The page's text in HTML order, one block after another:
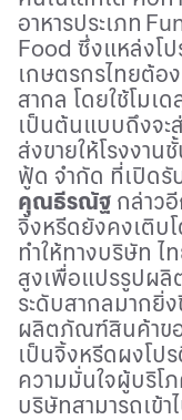
อาหารประเภท
Food ซึ่งแหล่งโ
เกษตรกรไทยต้อง
สากล โดยใช้โมเ
เป็นต้นแบบถึงจะ
ส่งขายให้โรงงาน
ฟู้ด จำกัด ที่เปิดรั
คุณธีรณัฐ กล่าว
จิ้งหรีดยังคงเติบ
ทำให้ทางบริษัท ไ
สูงเพื่อแปรรูปผ
ระดับสากลมากยิ่
ผลิตภัณฑ์สินค้าขอ
เป็นจิ้งหรีดผงโป
ความมั่นใจผู้บริโ
บริษัทสามารถเข้า